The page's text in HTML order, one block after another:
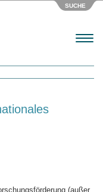
SUCHE
Menu
(außer